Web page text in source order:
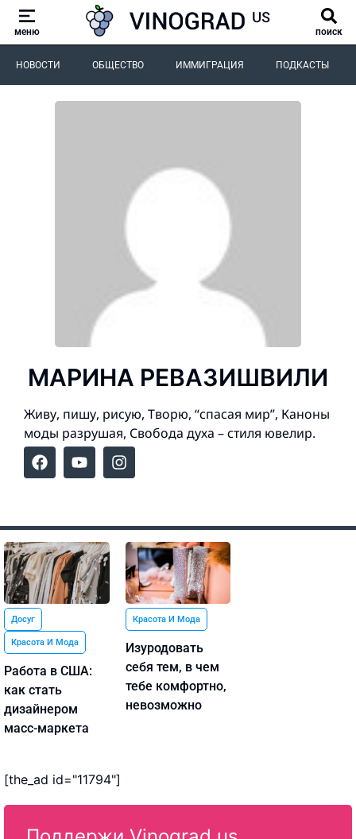
меню поиск
НОВОСТИ ОБЩЕСТВО ИММИГРАЦИЯ ПОДКАСТЫ
МАРИНА РЕВАЗИШВИЛИ
Живу, пишу, рисую, Творю, “спасая мир”, Каноны
моды разрушая, Свобода духа – стиля ювелир.
Досуг
Красота И Мода
Работа в США:
как стать
дизайнером
масс-маркета
Красота И Мода
Изуродовать
себя тем, в чем
тебе комфортно,
невозможно
[the_ad id="11794"]